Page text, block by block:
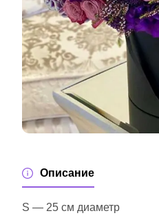
Описание
S — 25 см диаметр